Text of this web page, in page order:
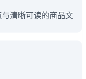
清晰可读的商品文